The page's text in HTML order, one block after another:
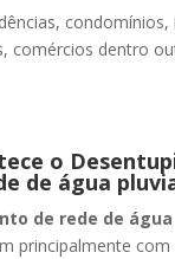
condomínios,
comércios dentro
o
de água
de rede de água
principalmente